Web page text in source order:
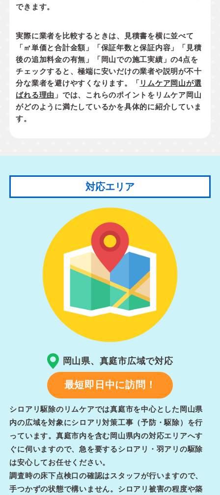
できます。
実際に業者を比較するときは、見積書を横に並べて
「㎡単価と合計金額」「保証年数と保証内容」「見積
後の追加料金の有無」「岡山での施工実績」の4点を
チェックすると、極端に安いだけの業者や説明が不十
分な業者を避けやすくなります。「 リムケア岡山が選
ばれる理由 」では、これらのポイントをリムケア岡山
がどのように満たしているかを具体的に紹介していま
す。
対応エリア
岡山県、真庭市広域で対応
最短即日中に訪問！
シロアリ駆除のリムケアでは真庭市を中心とした岡山県
内の広域を対象にシロアリ対策工事（予防・駆除）を行
っています。真庭市内を含む岡山県内の対応エリアへす
ぐに伺いますので、急を要するシロアリ・羽アリの駆除
は安心してお任せください。
調査時の床下点検口の確認はスタッフが行いますので、
手つかずの状態で構いません。シロアリ被害の程度や築